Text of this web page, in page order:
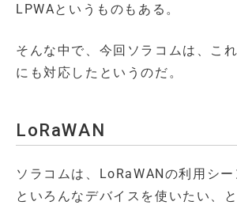
LPWAというものもある。
そんな中で、今回ソラコムは、こ
にも対応したというのだ。
LoRaWAN
ソラコムは、LoRaWANの利用シ
といろんなデバイスを使いたい、